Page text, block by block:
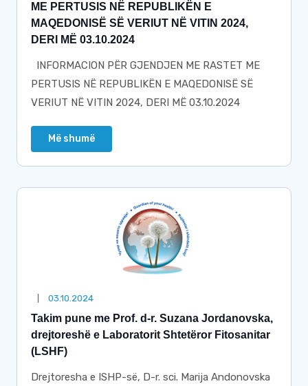
ME PERTUSIS NË REPUBLIKËN E
MAQEDONISË SË VERIUT NË VITIN 2024,
DERI MË 03.10.2024
INFORMACION PËR GJENDJEN ME RASTET ME
PERTUSIS NË REPUBLIKËN E MAQEDONISË SË
VERIUT NË VITIN 2024, DERI MË 03.10.2024
Më shumë
03.10.2024
Takim pune me Prof. d-r. Suzana Jordanovska,
drejtoreshë e Laboratorit Shtetëror Fitosanitar
(LSHF)
Drejtoresha e ISHP-së, D-r. sci. Marija Andonovska